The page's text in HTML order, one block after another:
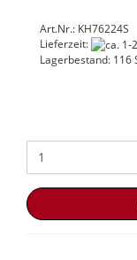
Art.Nr.: KH76224S
Lieferzeit:
Lagerbestand: 116